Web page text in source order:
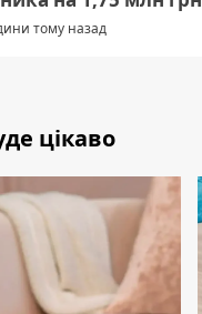
тому назад
цікаво